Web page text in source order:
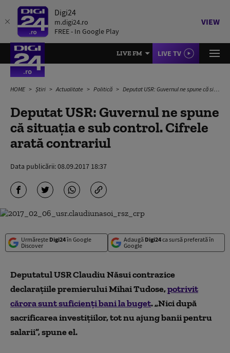
Digi24
m.digi24.ro
FREE - In Google Play
VIEW
LIVE FM LIVE TV
HOME Știri Actualitate Politică Deputat USR: Guvernul ne spune că situația e sub control. Cifrele arată contrariul
Deputat USR: Guvernul ne spune
că situația e sub control. Cifrele
arată contrariul
Data publicării:08.09.2017 18:37
Urmărește Digi24în Google
Discover
Adaugă Digi24ca sursă preferată în
Google
Deputatul USR Claudiu Năsui contrazice
declarațiile premierului Mihai Tudose,potrivit
cărora sunt suficienţi bani la buget. „Nici după
sacrificarea investițiilor, tot nu ajung banii pentru
salarii”, spune el.